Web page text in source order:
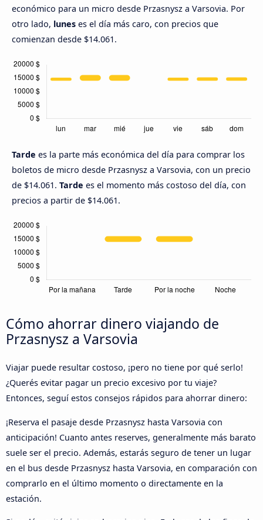
económico para un micro desde Przasnysz a Varsovia. Por
otro lado, lunes es el día más caro, con precios que
comienzan desde $14.061.
Tarde es la parte más económica del día para comprar los
boletos de micro desde Przasnysz a Varsovia, con un precio
de $14.061. Tarde es el momento más costoso del día, con
precios a partir de $14.061.
Cómo ahorrar dinero viajando de
Przasnysz a Varsovia
Viajar puede resultar costoso, ¡pero no tiene por qué serlo!
¿Querés evitar pagar un precio excesivo por tu viaje?
Entonces, seguí estos consejos rápidos para ahorrar dinero:
¡Reserva el pasaje desde Przasnysz hasta Varsovia con
anticipación! Cuanto antes reserves, generalmente más barato
suele ser el precio. Además, estarás seguro de tener un lugar
en el bus desde Przasnysz hasta Varsovia, en comparación con
comprarlo en el último momento o directamente en la
estación.